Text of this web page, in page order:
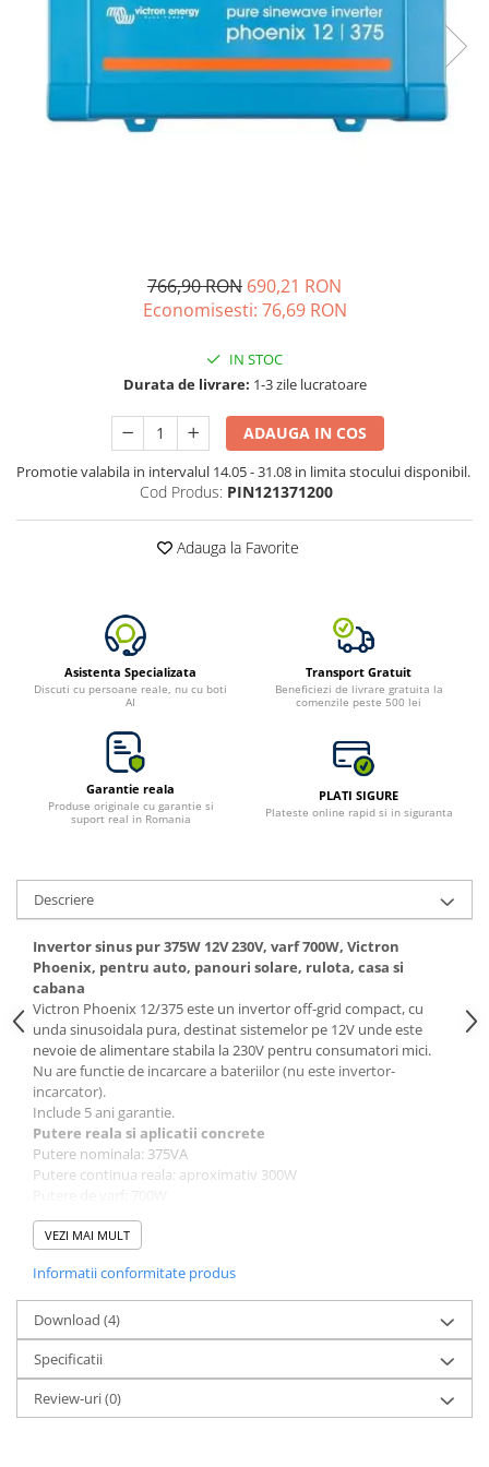
Acumulatori de stocare
Componente sisteme de balcon
766,90 RON 690,21 RON
Economisesti: 76,69 RON
IN STOC
Durata de livrare: 1-3 zile lucratoare
ADAUGA IN COS
Promotie valabila in intervalul 14.05 - 31.08 in limita stocului disponibil.
Cod Produs: PIN121371200
Adauga la Favorite
Asistenta Specializata
Discuti cu persoane reale, nu cu boti
AI
Transport Gratuit
Beneficiezi de livrare gratuita la
comenzile peste 500 lei
Garantie reala
Produse originale cu garantie si
suport real in Romania
PLATI SIGURE
Plateste online rapid si in siguranta
Descriere
Invertor sinus pur 375W 12V 230V, varf 700W, Victron
Phoenix, pentru auto, panouri solare, rulota, casa si
cabana
Victron Phoenix 12/375 este un invertor off-grid compact, cu
unda sinusoidala pura, destinat sistemelor pe 12V unde este
nevoie de alimentare stabila la 230V pentru consumatori mici.
Nu are functie de incarcare a bateriilor (nu este invertor-
incarcator).
Include 5 ani garantie.
Putere reala si aplicatii concrete
Putere nominala: 375VA
Putere continua reala: aproximativ 300W
Este important: 375VA nu inseamna 375W continuu. Puterea
reala sustinuta este aproximativ 300W.
✔ Iluminat LED complet
✔ TV mic, laptop, router
✔ Incarcatoare, echipamente electronice
✔ Sistem de supraveghere
✔ Electronica in rulota sau cabana mica
Nu este potrivit pentru:
✖ Frigidere clasice
✖ Scule electrice
VEZI MAI MULT
Informatii conformitate produs
Download (4)
Specificatii
Review-uri(0)